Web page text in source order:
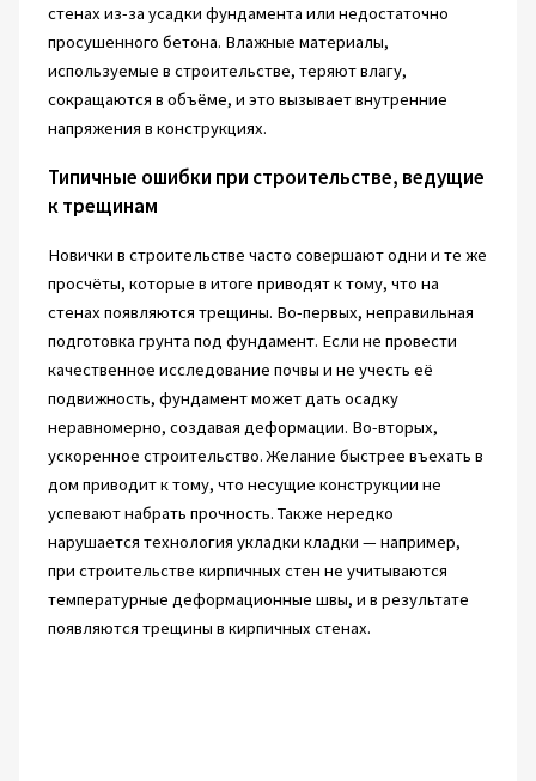
стенах из-за усадки фундамента или недостаточно
просушенного бетона. Влажные материалы,
используемые в строительстве, теряют влагу,
сокращаются в объёме, и это вызывает внутренние
напряжения в конструкциях.
Типичные ошибки при строительстве, ведущие
к трещинам
Новички в строительстве часто совершают одни и те же
просчёты, которые в итоге приводят к тому, что на
стенах появляются трещины. Во-первых, неправильная
подготовка грунта под фундамент. Если не провести
качественное исследование почвы и не учесть её
подвижность, фундамент может дать осадку
неравномерно, создавая деформации. Во-вторых,
ускоренное строительство. Желание быстрее въехать в
дом приводит к тому, что несущие конструкции не
успевают набрать прочность. Также нередко
нарушается технология укладки кладки — например,
при строительстве кирпичных стен не учитываются
температурные деформационные швы, и в результате
появляются трещины в кирпичных стенах.